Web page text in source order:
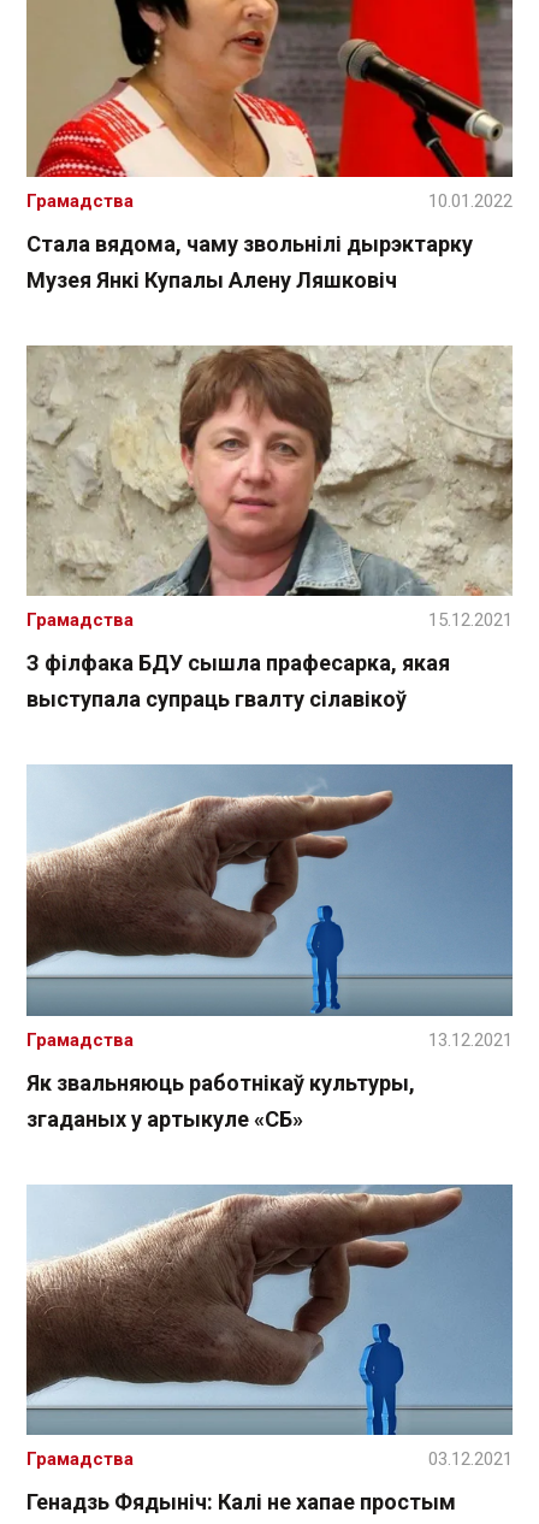
Стала вядома, чаму звольнілі дырэктарку
Музея Янкі Купалы Алену Ляшковіч
Грамадства 10.01.2022
З філфака БДУ сышла прафесарка, якая
выступала супраць гвалту сілавікоў
Грамадства 15.12.2021
Як звальняюць работнікаў культуры,
згаданых у артыкуле «СБ»
Грамадства 13.12.2021
Генадзь Фядыніч: Калі не хапае простым
Грамадства 03.12.2021